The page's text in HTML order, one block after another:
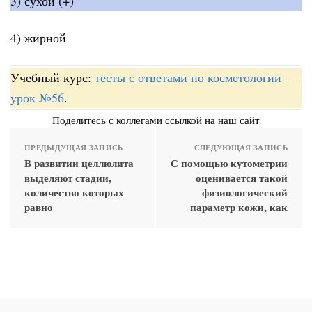
4) жирной
Учебный курс: тесты с ответами по косметологии —
урок №56.
Поделитесь с коллегами ссылкой на наш сайт
ПРЕДЫДУЩАЯ ЗАПИСЬ
В развитии целлюлита
выделяют стадии,
количество которых
равно
СЛЕДУЮЩАЯ ЗАПИСЬ
С помощью кутометрии
оценивается такой
физиологический
параметр кожи, как